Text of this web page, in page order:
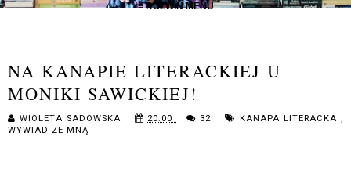
≡ ROZWIŃ MENU
NA KANAPIE LITERACKIEJ U
MONIKI SAWICKIEJ!
WIOLETA SADOWSKA 20:00 32 KANAPA LITERACKA,
WYWIAD ZE MNĄ